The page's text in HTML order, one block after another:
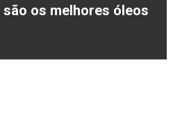
os melhores óleos